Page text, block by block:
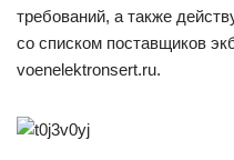
требований, а также
со списком поставщиков
voenelektronsert.ru.